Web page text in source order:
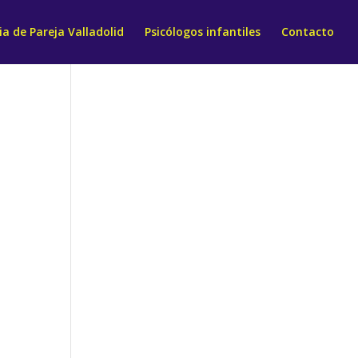
de Pareja Valladolid Psicólogos infantiles Contacto